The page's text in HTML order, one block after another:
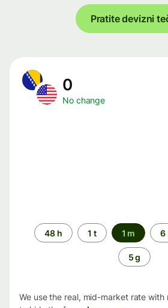
Pratite devizni
0
No change
Time
period
48 h 1 t 1 m 6
5 g
We use the real, mid-market rate with